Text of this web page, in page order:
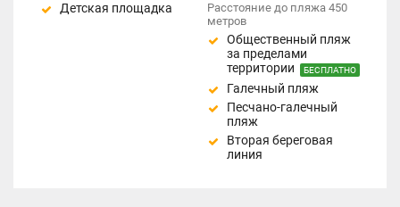
Детская площадка
Расстояние до пляжа 450
метров
Общественный пляж
за пределами
территории
БЕСПЛАТНО
Галечный пляж
Песчано-галечный
пляж
Вторая береговая
линия